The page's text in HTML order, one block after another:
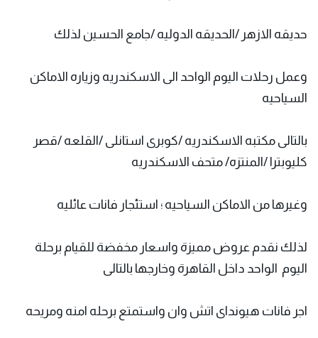
حديقه الازهر /الحديقه الدوليه /جامع الحسين لذلك
وعمل رحلات اليوم الواحد الى الاسكندريه وزياره الاماكن
السياحيه
بالتالى مكتبه الاسكندريه /كوبرى استانلى /القلعه /قصر
كليوبترا /المنتزه/ متحف الاسكندريه
وغيرها من الاماكن السياحيه ؛ استئجار فانات عائليه
لذلك نقدم عروض مميزة واسعار مخفضة للقيام برحلة
اليوم الواحد داخل القاهرة وخارجها بالتالى
اجر فانات هيونداى اتش وان واستمتع برحله امنه ومريحه